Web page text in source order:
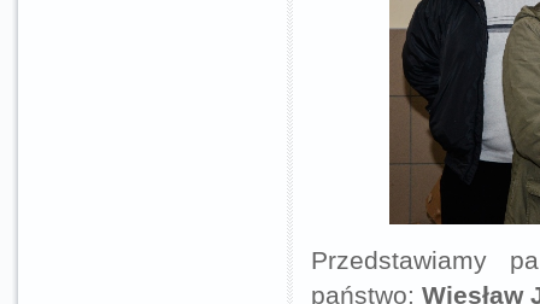
Przedstawiamy
państwo:Wiesław